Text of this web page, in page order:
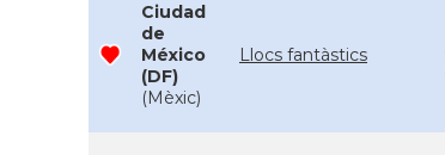
Ciudad
de
México
(DF)
(Mèxic)
Llocs fantàstics